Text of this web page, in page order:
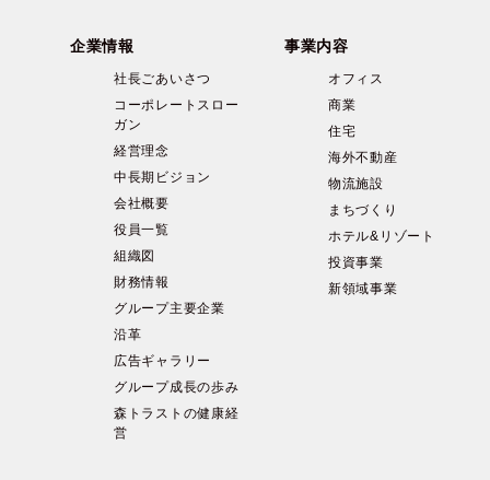
企業情報
社長ごあいさつ
コーポレートスロー
ガン
経営理念
中長期ビジョン
会社概要
役員一覧
組織図
財務情報
グループ主要企業
沿革
広告ギャラリー
グループ成長の歩み
森トラストの健康経
営
事業内容
オフィス
商業
住宅
海外不動産
物流施設
まちづくり
ホテル&リゾート
投資事業
新領域事業